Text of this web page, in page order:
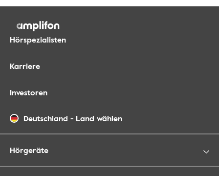
Hörspezialisten
Karriere
Investoren
Deutschland - Land wählen
Hörgeräte